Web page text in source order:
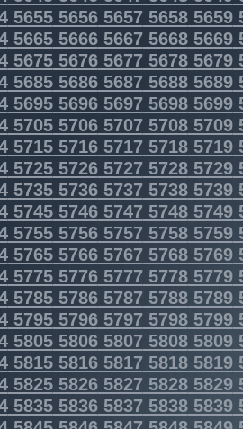
56555656565756585659
56655666566756685669
56755676567756785679
56855686568756885689
56955696569756985699
57055706570757085709
57155716571757185719
57255726572757285729
57355736573757385739
57455746574757485749
57555756575757585759
576557665767 57685769
57755776577757785779
578557865787 57885789
579557965797 57985799
580558065807 58085809
58155816581758185819
582558265827 58285829
583558365837 58385839